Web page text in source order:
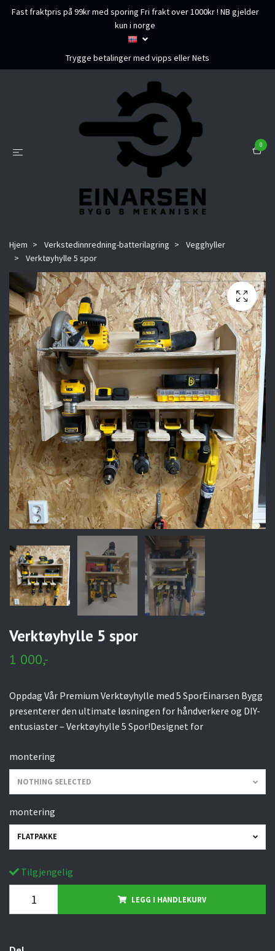
Fast fraktpris på 99kr med sporing Fri frakt over 1000kr ! NB gjelder
kun i norge
Trygge betalinger med vipps eller Nets
0
Hjem Verkstedinnredning-batterilagring
Vegghyller
Verktøyhylle 5 spor
Verktøyhylle 5 spor
1 000,-
Oppdag Vår Premium Verktøyhylle med 5 SporEinarsen Bygg
presenterer den ultimate løsningen for håndverkere og DIY-
entusiaster – Verktøyhylle 5 Spor!Designet for
montering
NOTHING SELECTED
montering
FLATPAKKE
Tilgjengelig
LEGG I HANDLEKURV